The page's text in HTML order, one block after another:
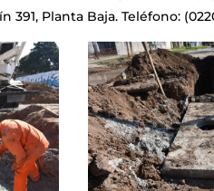
391, Planta Baja. Teléfono: